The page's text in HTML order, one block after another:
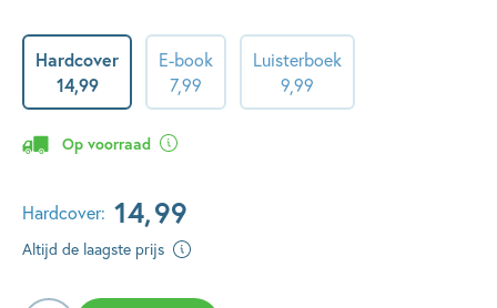
Hardcover
14,99
E-book
7,99
Luisterboek
9,99
Op voorraad
Hardcover: 14,99
Altijd de laagste prijs